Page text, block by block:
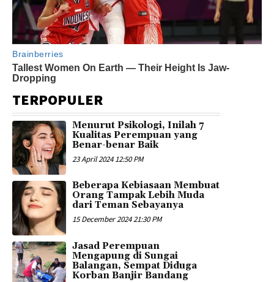
TERPOPULER
Menurut Psikologi, Inilah 7
Kualitas Perempuan yang
Benar-benar Baik
23 April 2024 12:50 PM
Beberapa Kebiasaan Membuat
Orang Tampak Lebih Muda
dari Teman Sebayanya
15 December 2024 21:30 PM
Jasad Perempuan
Mengapung di Sungai
Balangan, Sempat Diduga
Korban Banjir Bandang